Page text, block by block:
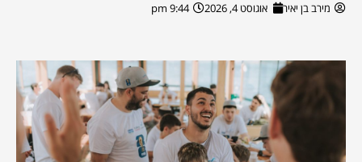
מירב בן יאיר אוגוסט 4, 2026 9:44 pm